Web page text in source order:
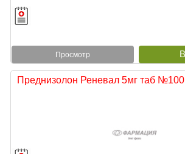
Просмотр
Преднизолон Реневал 5мг таб №100